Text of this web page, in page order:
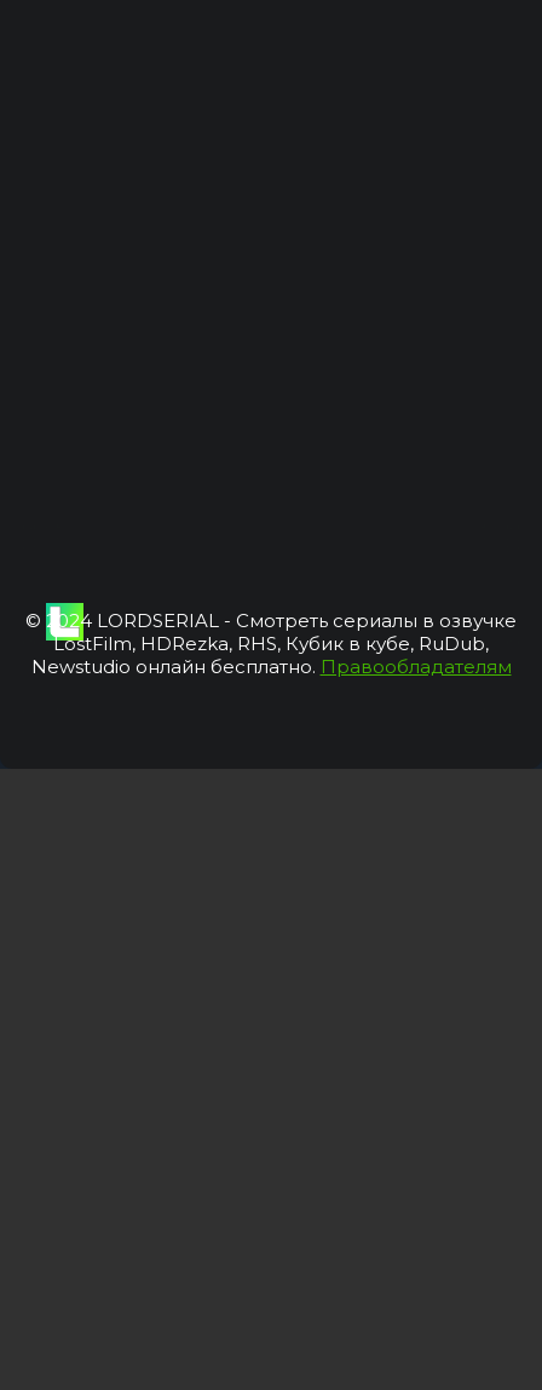
© 2024 LORDSERIAL - Смотреть сериалы в озвучке
LostFilm, HDRezka, RHS, Кубик в кубе, RuDub,
Newstudio онлайн бесплатно. Правообладателям